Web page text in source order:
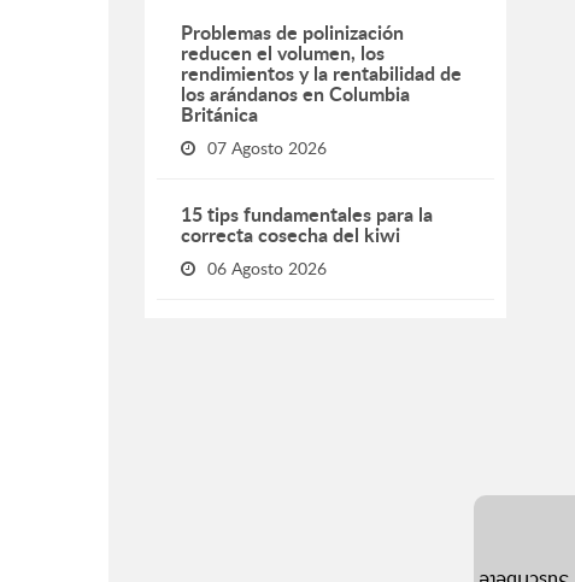
Problemas de polinización
reducen el volumen, los
rendimientos y la rentabilidad de
los arándanos en Columbia
Británica
07 Agosto 2026
15 tips fundamentales para la
correcta cosecha del kiwi
06 Agosto 2026